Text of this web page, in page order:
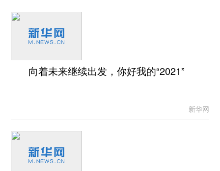
向着未来继续出发，你好我的“2021”
新华网